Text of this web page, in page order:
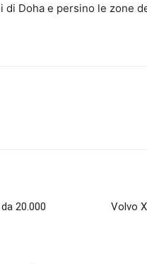
di Doha e persino le zone
20.000
Volvo